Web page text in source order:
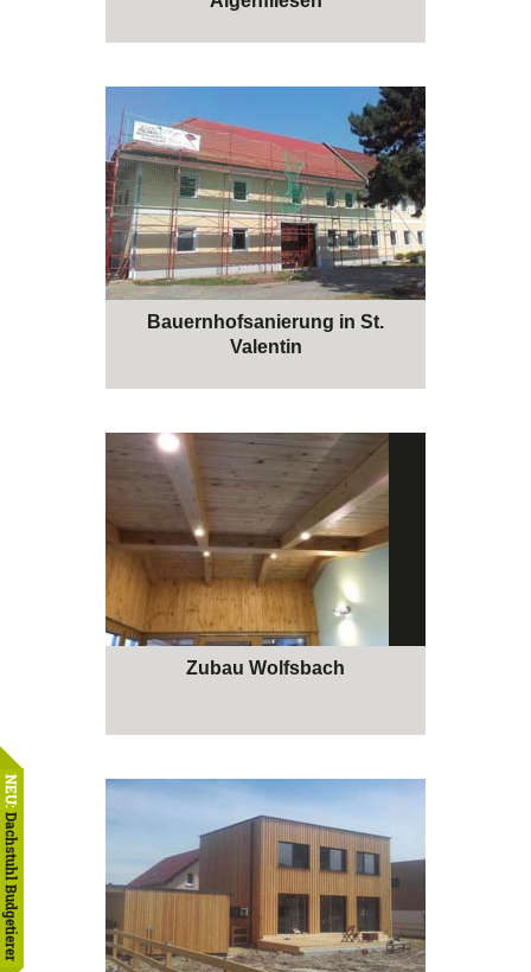
Bauernhofsanierung in St.
Valentin
Zubau Wolfsbach
NEU:
Dachstuhl Budgetierer